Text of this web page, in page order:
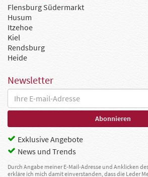
Flensburg Südermarkt
Husum
Itzehoe
Kiel
Rendsburg
Heide
Newsletter
Exklusive Angebote
News und Trends
Durch Angabe meiner E-Mail-Adresse und Anklicken
erkläre ich mich damit einverstanden, dass die Leder